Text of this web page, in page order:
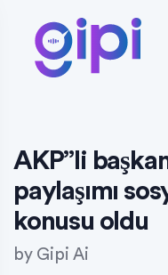
AKP”li
paylaşımı
konusu oldu
by Gipi Ai